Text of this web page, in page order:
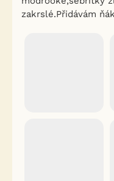
zakrslé.Přidávám